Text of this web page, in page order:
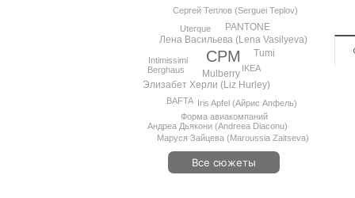
CPM
Mulberry
Лена Васильева (Lena Vasilyeva)
Элизабет Херли (Liz Hurley)
PANTONE
Tumi
Сергей Теплов (Serguei Teplov)
Iris Apfel (Айрис Апфель)
Форма авиакомпаний
Uterque
IKEA
Андреа Дьякони (Andreea Diaconu)
Intimissimi
Маруся Зайцева (Maroussia Zaitseva)
BAFTA
Berghaus
Все сюжеты